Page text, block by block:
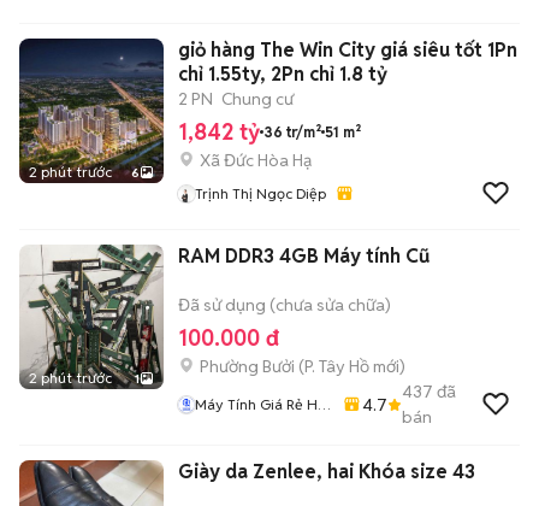
2 phút trước 6
giỏ hàng The Win City giá siêu tốt 1Pn
chỉ 1.55ty, 2Pn chỉ 1.8 tỷ
2 PN Chung cư
1,842 tỷ 36 tr/m² 51 m²
Xã Đức Hòa Hạ
Trịnh Thị Ngọc Diệp
2 phút trước 1
RAM DDR3 4GB Máy tính Cũ
Đã sử dụng (chưa sửa chữa)
100.000 đ
Phường Bưởi (P. Tây Hồ mới)
Máy Tính Giá Rẻ Hà
4.7
437 đã
bán
Giày da Zenlee, hai Khóa size 43